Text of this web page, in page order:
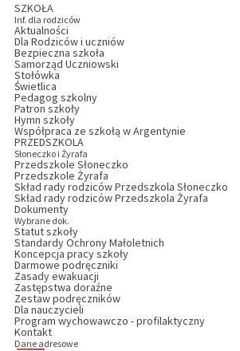
SZKOŁA
Inf. dla rodziców
Aktualności
Dla Rodziców i uczniów
Bezpieczna szkoła
Samorząd Uczniowski
Stołówka
Świetlica
Pedagog szkolny
Patron szkoły
Hymn szkoły
Współpraca ze szkołą w Argentynie
PRZEDSZKOLA
Słoneczko i Żyrafa
Przedszkole Słoneczko
Przedszkole Żyrafa
Skład rady rodziców Przedszkola Słoneczko
Skład rady rodziców Przedszkola Żyrafa
Dokumenty
Wybrane dok.
Statut szkoły
Standardy Ochrony Małoletnich
Koncepcja pracy szkoły
Darmowe podręczniki
Zasady ewakuacji
Zastępstwa doraźne
Zestaw podręczników
Dla nauczycieli
Program wychowawczo - profilaktyczny
Kontakt
Dane adresowe